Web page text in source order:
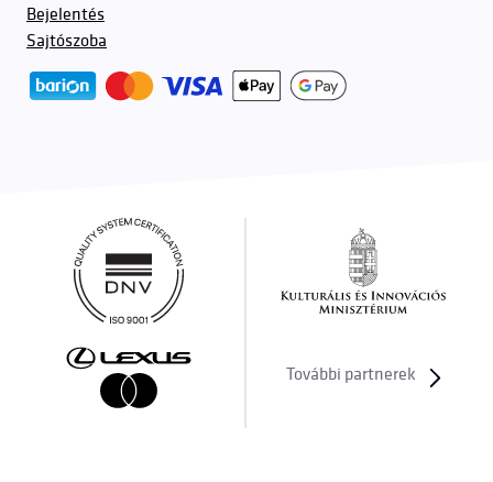
Bejelentés
Sajtószoba
További partnerek